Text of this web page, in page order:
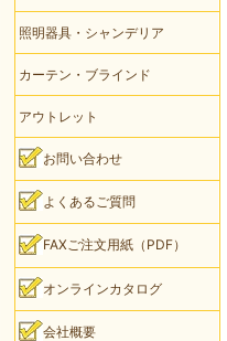
照明器具・シャンデリア
カーテン・ブラインド
アウトレット
お問い合わせ
よくあるご質問
FAXご注文用紙（PDF）
オンラインカタログ
会社概要